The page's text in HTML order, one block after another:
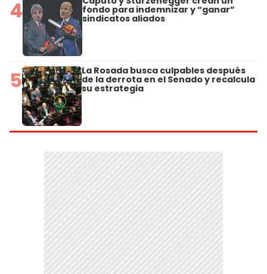
4 fondo para indemnizar y “ganar”
sindicatos aliados
5 La Rosada busca culpables después
de la derrota en el Senado y recalcula
su estrategia